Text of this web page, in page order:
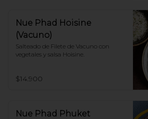
Nue Phad Hoisine
(Vacuno)
Salteado de Filete de Vacuno con
vegetales y salsa Hoisine.
$14.900
Nue Phad Phuket